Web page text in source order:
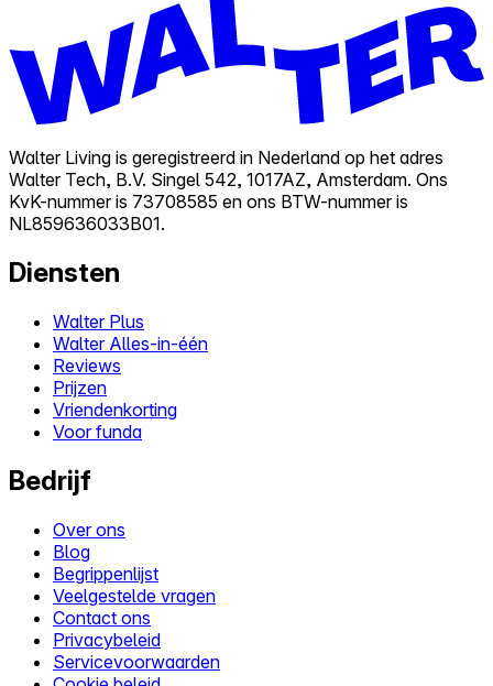
Walter Living is geregistreerd in Nederland op het adres
Walter Tech, B.V. Singel 542, 1017AZ, Amsterdam. Ons
KvK-nummer is 73708585 en ons BTW-nummer is
NL859636033B01.
Diensten
Walter Plus
Walter Alles-in-één
Reviews
Prijzen
Vriendenkorting
Voor funda
Bedrijf
Over ons
Blog
Begrippenlijst
Veelgestelde vragen
Contact ons
Privacybeleid
Servicevoorwaarden